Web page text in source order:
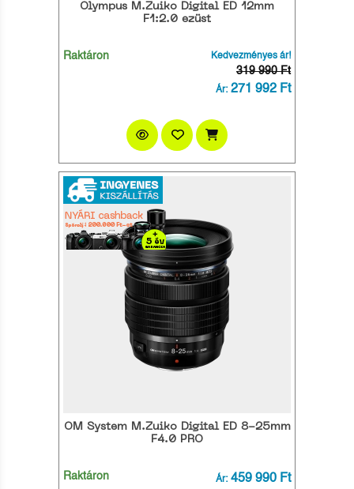
Olympus M.Zuiko Digital ED 12mm
F1:2.0 ezüst
Raktáron Kedvezményes ár!
319 990 Ft
Ár: 271 992 Ft
OM System M.Zuiko Digital ED 8-25mm
F4.0 PRO
Raktáron Ár: 459 990 Ft